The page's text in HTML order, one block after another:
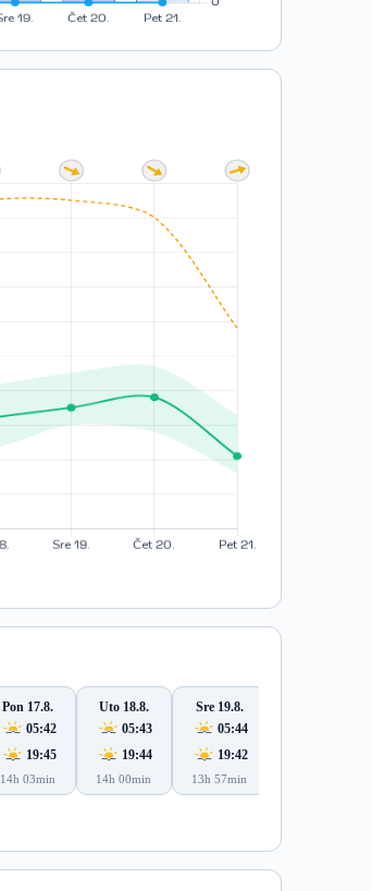
Pon 17.8.
05:42
19:45
14h 03min
Uto 18.8.
05:43
19:44
14h 00min
Sre 19.8.
05:44
19:42
13h 57min